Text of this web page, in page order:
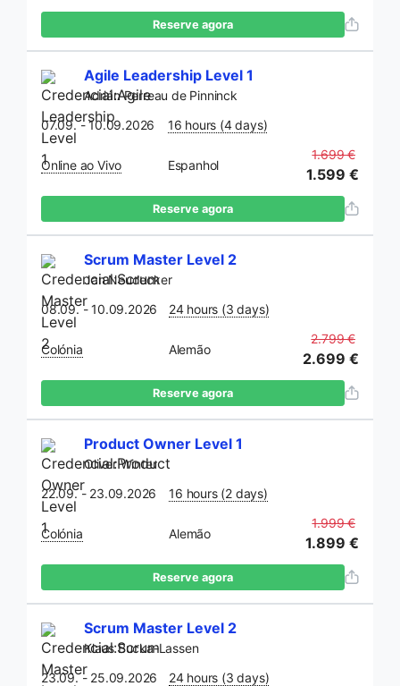
Reserve agora
Agile Leadership Level 1
Adrián Perreau de Pinninck
07.09. - 10.09.2026
16 hours (4 days)
Online ao Vivo Espanhol
1.699 €
1.599 €
Reserve agora
Scrum Master Level 2
Jan Neudecker
08.09. - 10.09.2026
24 hours (3 days)
Colónia Alemão
2.799 €
2.699 €
Reserve agora
Product Owner Level 1
Oliver Winter
22.09. - 23.09.2026
16 hours (2 days)
Colónia Alemão
1.999 €
1.899 €
Reserve agora
Scrum Master Level 2
Klaus Bucka-Lassen
23.09. - 25.09.2026
24 hours (3 days)